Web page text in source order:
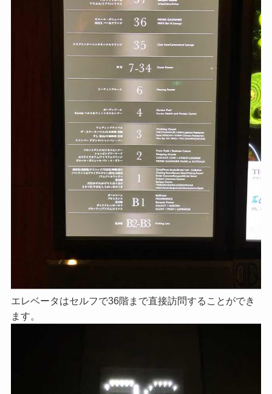
エレベータはセルフで36階まで直接訪問することができ
ます。